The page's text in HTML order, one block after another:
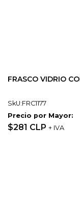
FRASCO VIDRIO
SkU:FRC1177
Precio por Mayor:
$281 CLP + IVA